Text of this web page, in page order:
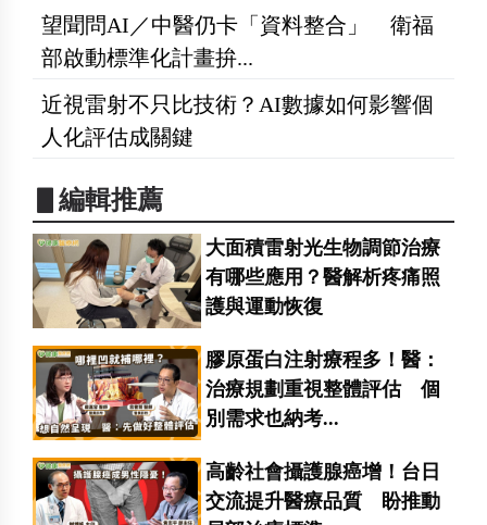
望聞問AI／中醫仍卡「資料整合」 衛福
部啟動標準化計畫拚...
近視雷射不只比技術？AI數據如何影響個
人化評估成關鍵
▋編輯推薦
大面積雷射光生物調節治療
有哪些應用？醫解析疼痛照
護與運動恢復
膠原蛋白注射療程多！醫：
治療規劃重視整體評估 個
別需求也納考...
高齡社會攝護腺癌增！台日
交流提升醫療品質 盼推動